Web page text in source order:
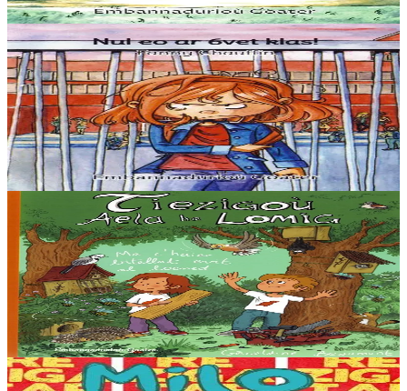
En stock5,60 €
3 ans et plus
Goater
Nul eo ar 6vet klas !
La sixième c’est nul, on doit être comme tout le monde. Alors quand
on n’en a rien à faire de son image, on se réfugie ailleurs… Une
histoire facile à lire...
En stock 5,60 €
Goater
Les maisonnettes d’Aela et Lomig
Ce livre est un cahier de bricolage sous la forme d’un cahier
d’écolier, pour fabriquer des abris pour les insectes, les oiseaux et les
petits mammifères en bois....
En stock12,00 €
6 ans et plus
Goater